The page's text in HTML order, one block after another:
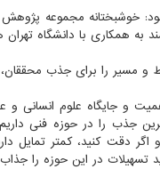
خوشبختانه مجموعه پژوهش
به همکاری با دانشگاه تهران
و مسیر را برای جذب محققان،
و جایگاه علوم انسانی و
جذب را در حوزه فنی
دقت کنید، کمتر تمایل
تسهیلات در این حوزه را جذاب